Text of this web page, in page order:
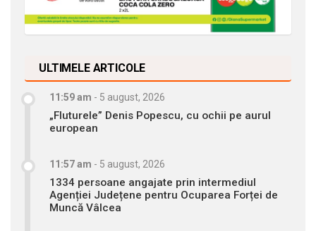
ULTIMELE ARTICOLE
11:59 am - 5 august, 2026
„Fluturele” Denis Popescu, cu ochii pe aurul
european
11:57 am - 5 august, 2026
1334 persoane angajate prin intermediul
Agenției Județene pentru Ocuparea Forței de
Muncă Vâlcea